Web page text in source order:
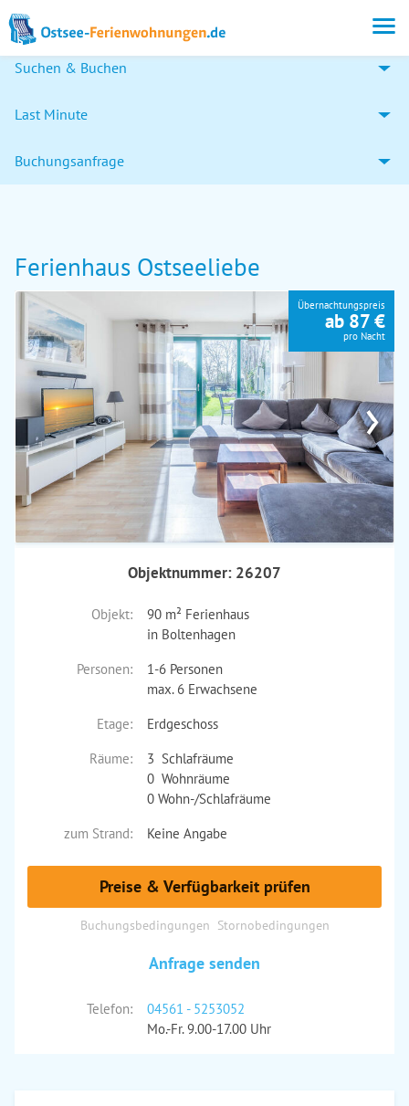
Suchen & Buchen
Last Minute
Buchungsanfrage
Ferienhaus Ostseeliebe
›
Übernachtungspreis
ab 87 €
pro Nacht
Objektnummer: 26207
Objekt:
90 m² Ferienhaus
in Boltenhagen
Personen:
1-6 Personen
max. 6 Erwachsene
Etage:
Erdgeschoss
Räume:
3 Schlafräume
0 Wohnräume
0 Wohn-/Schlafräume
zum Strand:
Keine Angabe
Preise & Verfügbarkeit prüfen
Buchungsbedingungen Stornobedingungen
Anfrage senden
Telefon:
04561 - 5253052
Mo.-Fr. 9.00-17.00 Uhr